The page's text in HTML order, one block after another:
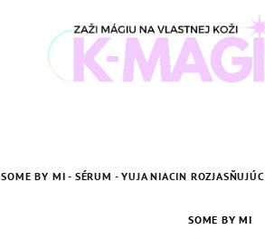
SOME BY MI - SÉRUM - YUJA NIACIN
SOME BY MI